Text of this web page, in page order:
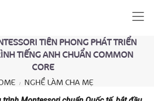
TIÊN PHONG PHÁT TRIỂN
TIẾNG ANH CHUẨN COMMON
CORE
NGHỀ LÀM CHA MẸ